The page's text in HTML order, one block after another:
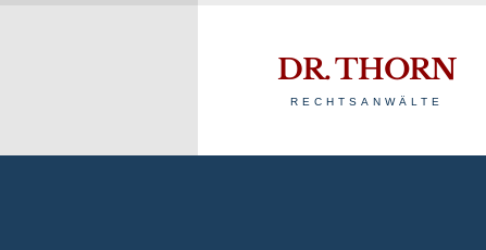
DR. THORN
RECHTSANWÄLTE